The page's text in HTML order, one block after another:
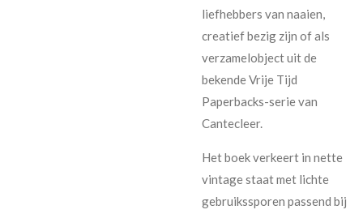
liefhebbers van naaien,
creatief bezig zijn of als
verzamelobject uit de
bekende Vrije Tijd
Paperbacks-serie van
Cantecleer.
Het boek verkeert in nette
vintage staat met lichte
gebruikssporen passend bij